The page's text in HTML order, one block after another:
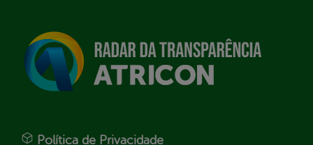
Política de Privacidade